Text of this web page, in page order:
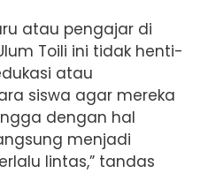
atau pengajar di
Toili ini tidak henti-
atau
siswa agar mereka
dengan hal
menjadi
lintas,” tandas